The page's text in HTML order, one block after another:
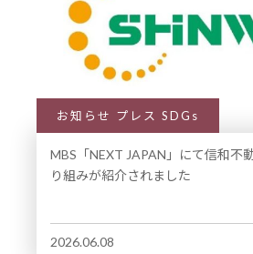
お知らせ プレス SDGs
MBS「NEXT JAPAN」にて信和不
り組みが紹介されました
2026.06.08